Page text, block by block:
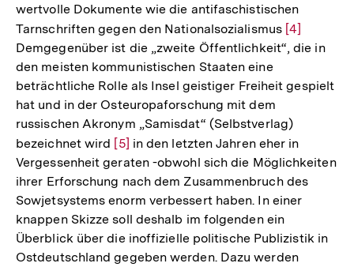
wertvolle Dokumente wie die antifaschistischen
Tarnschriften gegen den Nationalsozialismus Zur
Auflösung
Fußnote
[4]
Demgegenüber ist die „zweite Öffentlichkeit“, die in
den meisten kommunistischen Staaten eine
beträchtliche Rolle als Insel geistiger Freiheit gespielt
hat und in der Osteuropaforschung mit dem
russischen Akronym „Samisdat“ (Selbstverlag)
bezeichnet wird Zur
Auflösung
der
Fußnote
[5] in den letzten Jahren eher in
Vergessenheit geraten -obwohl sich die Möglichkeiten
ihrer Erforschung nach dem Zusammenbruch des
Sowjetsystems enorm verbessert haben. In einer
knappen Skizze soll deshalb im folgenden ein
Überblick über die inoffizielle politische Publizistik in
Ostdeutschland gegeben werden. Dazu werden